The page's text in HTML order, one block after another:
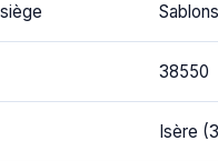
Sablons
38550
Isère